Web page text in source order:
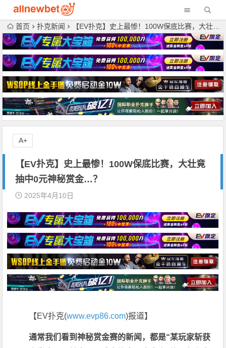
首页 扑克新闻 【EV扑克】史上最惨！100W保底比赛，大壮竟抽中0元神秘赏金…？
【EV扑克】史上最惨！100W保底比赛，大壮竟
抽中0元神秘赏金…？
2025年4月10日
【EV扑克(www.evp86.com)报道】
通常我们看到神秘赏金赛的新闻，都是“某玩家斩获
A+